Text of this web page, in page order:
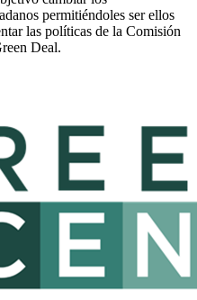
permitiéndoles ser ellos
las políticas de la Comisión
Deal.